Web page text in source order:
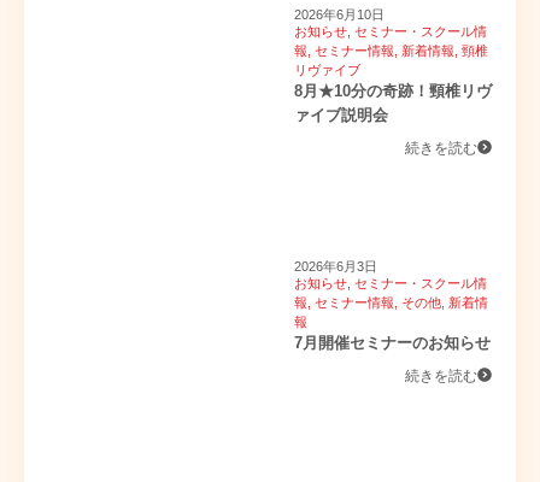
2026年6月10日
お知らせ セミナー・スクール情
報 セミナー情報 新着情報 頸椎
リヴァイブ
8月★10分の奇跡！頸椎リヴ
ァイブ説明会
続きを読む
2026年6月3日
お知らせ セミナー・スクール情
報 セミナー情報 その他 新着情
報
7月開催セミナーのお知らせ
続きを読む